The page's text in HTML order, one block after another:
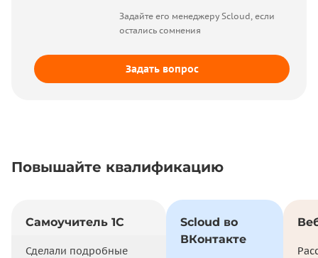
Задайте его менеджеру Scloud, если
остались сомнения
Задать вопрос
Повышайте квалификацию
Самоучитель 1С
Сделали подробные
Scloud во
ВКонтакте